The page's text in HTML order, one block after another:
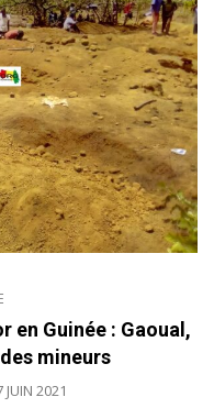
en Guinée : Gaoual,
mineurs
JUIN 2021